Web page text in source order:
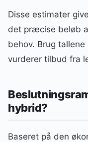
Disse estimater
det præcise beløb
behov. Brug
vurderer tilbud fra
hybrid?
Baseret på den